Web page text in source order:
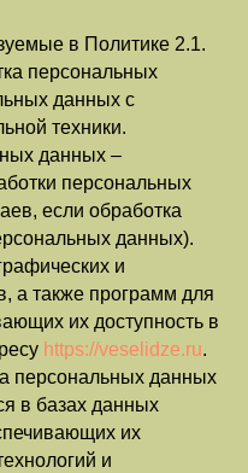
в Политике 2.1.
персональных
данных с
техники.
данных –
персональных
если обработка
данных).
и
а также программ для
их доступность в
https://veselidze.ru.
персональных данных
в базах данных
их
и